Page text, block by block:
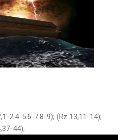
2.4-5.6-7.8-9); (Rz 13,11-14);
44);